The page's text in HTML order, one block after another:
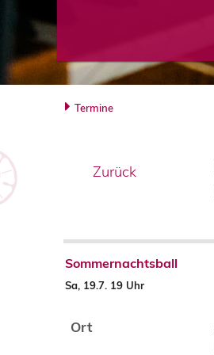
Termine
Zurück
Sommernachtsball
Sa, 19.7. 19 Uhr
Ort